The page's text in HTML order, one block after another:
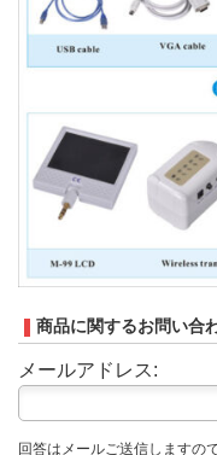
商品に関するお問い合
メールアドレス:
回答はメールご送信しますの